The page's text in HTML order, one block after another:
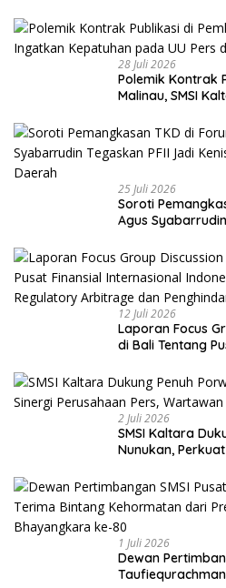
28 Juli 2026
Polemik Kontrak
Malinau, SMSI
25 Juli 2026
Soroti
Agus
12 Juli 2026
Laporan Focus
di Bali Tentang
Arbitrage dan
2 Juli 2026
SMSI Kaltara
Nunukan,
1 Juli 2026
Dewan